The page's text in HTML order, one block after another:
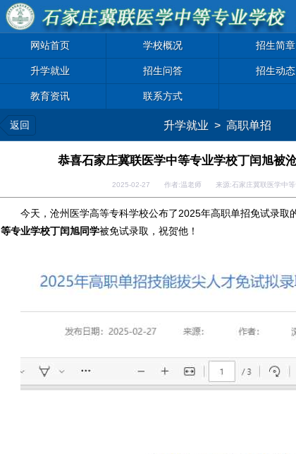
网站首页 学校概况 招生简章
升学就业 招生问答 招生动态
教育资讯 联系方式
返回 升学就业 > 高职单招
恭喜石家庄冀联医学中等专业学校丁闰旭被
2025-02-27 作者:温老师 来源:石家庄冀联医学中等
今天，沧州医学高等专科学校公布了2025年高职单招免试录取
等专业学校丁闰旭同学被免试录取，祝贺他！